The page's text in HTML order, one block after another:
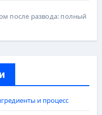
после развода: полный
и процесс